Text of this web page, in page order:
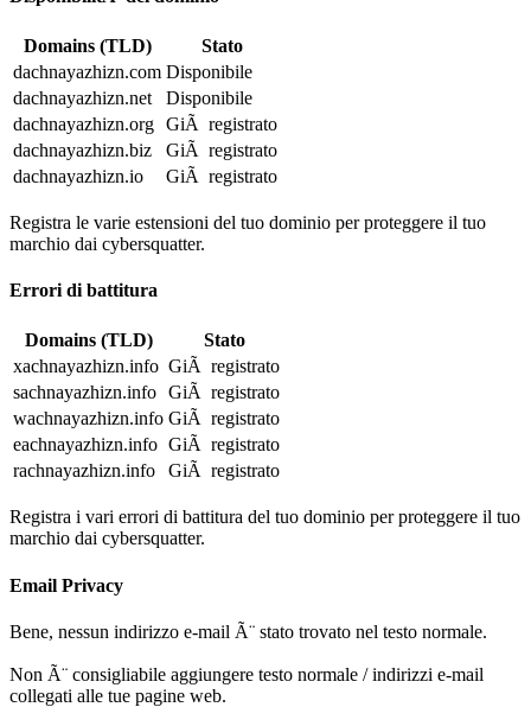
Domains (TLD)
Stato
dachnayazhizn.com Disponibile
dachnayazhizn.net
Disponibile
dachnayazhizn.org GiÃ registrato
dachnayazhizn.biz
GiÃ registrato
dachnayazhizn.io
GiÃ registrato
Registra le varie estensioni del tuo dominio per proteggere il tuo
marchio dai cybersquatter.
Errori di battitura
Domains (TLD)
Stato
xachnayazhizn.info GiÃ registrato
sachnayazhizn.info GiÃ registrato
wachnayazhizn.info GiÃ registrato
eachnayazhizn.info GiÃ registrato
rachnayazhizn.info
GiÃ registrato
Registra i vari errori di battitura del tuo dominio per proteggere il tuo
marchio dai cybersquatter.
Email Privacy
Bene, nessun indirizzo e-mail Ã¨ stato trovato nel testo normale.
Non Ã¨ consigliabile aggiungere testo normale / indirizzi e-mail
collegati alle tue pagine web.